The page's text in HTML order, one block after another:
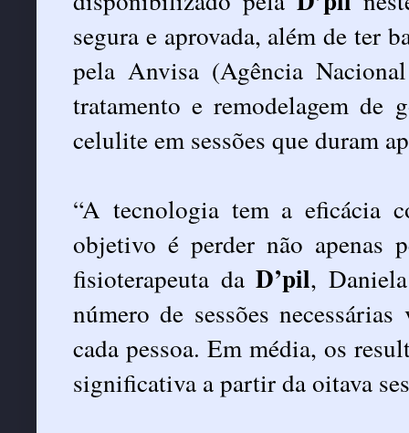
segura e aprovada, além de ter
pela Anvisa (Agência
tratamento e remodelagem de
celulite em sessões que duram
“A tecnologia tem a eficácia
objetivo é perder não apenas
fisioterapeuta da D’pil,
número de sessões
cada pessoa. Em média, os
significativa a partir da oitava